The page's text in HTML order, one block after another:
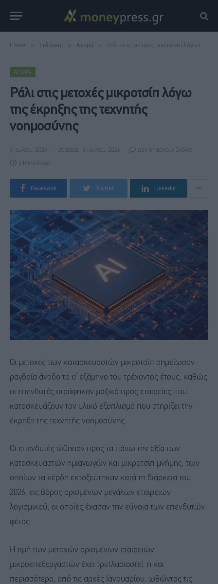
Home Ειδήσεις Αγορά Ράλι στις μετοχές μικροτσίπ λόγω της έκρηξης της τεχνητής νοημοσύνης
ΑΓΟΡΆ
Ράλι στις μετοχές μικροτσίπ λόγω
της έκρηξης της τεχνητής
νοημοσύνης
5 Ιουλίου, 2026 Updated: 5 Ιουλίου, 2026 Δεν υπάρχουν Σχόλια
3 Mins Read
Facebook Twitter LinkedIn
Οι μετοχές των κατασκευαστών μικροτσίπ σημείωσαν
ραγδαία άνοδο το α’ εξάμηνο του τρέχοντος έτους, καθώς
οι επενδυτές στράφηκαν μαζικά προς εταιρείες που
κατασκευάζουν τον υλικό εξοπλισμό που στηρίζει την
έκρηξη της τεχνητής νοημοσύνης.
Οι επενδυτές ώθησαν προς τα πάνω την αξία των
κατασκευαστών ημιαγωγών και μικροτσίπ μνήμης, των
οποίων τα κέρδη εκτοξεύτηκαν κατά τη διάρκεια του
2026, εις βάρος ορισμένων μεγάλων εταιρειών
λογισμικού, οι οποίες έχασαν την εύνοια των επενδυτών
φέτος.
Η τιμή των μετοχών ορισμένων εταιρειών
μικροεπεξεργαστών έχει τριπλασιαστεί, ή και
περισσότερο, από τις αρχές Ιανουαρίου, ωθώντας τις